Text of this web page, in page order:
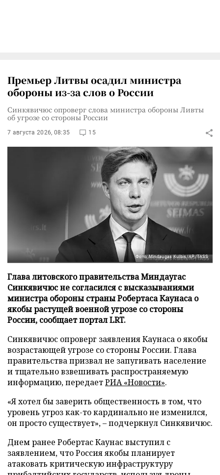
Премьер Литвы осадил министра
обороны из-за слов о России
Синкявичюс опроверг слова министра обороны Ливты
об угрозе со стороны России
7 августа 2026, 08:35 15
Фото: Mindaugas Kulbis/AP/TASS
Глава литовского правительства Миндаугас
Синкявичюс не согласился с высказываниями
министра обороны страны Робертаса Каунаса о
якобы растущей военной угрозе со стороны
России, сообщает портал LRT.
Синкявичюс опроверг заявления Каунаса о якобы
возрастающей угрозе со стороны России. Глава
правительства призвал не запугивать население
и тщательно взвешивать распространяемую
информацию, передаетРИА «Новости».
«Я хотел бы заверить общественность в том, что
уровень угроз как-то кардинально не изменился,
он просто существует», – подчеркнул Синкявичюс.
Днем ранее Робертас Каунас выступил с
заявлением, что Россия якобы планирует
атаковать критическую инфраструктуру